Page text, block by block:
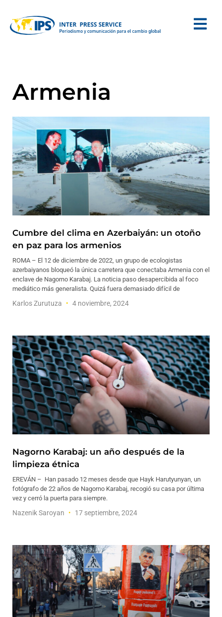
Armenia
Cumbre del clima en Azerbaiyán: un otoño
en paz para los armenios
ROMA – El 12 de diciembre de 2022, un grupo de ecologistas
azerbaiyanos bloqueó la única carretera que conectaba Armenia con el
enclave de Nagorno Karabaj. La noticia paso desapercibida al foco
mediático más generalista. Quizá fuera demasiado difícil de
Karlos Zurutuza 4 noviembre, 2024
Nagorno Karabaj: un año después de la
limpieza étnica
EREVÁN – Han pasado 12 meses desde que Hayk Harutyunyan, un
fotógrafo de 22 años de Nagorno Karabaj, recogió su casa por última
vez y cerró la puerta para siempre.
Nazenik Saroyan 17 septiembre, 2024